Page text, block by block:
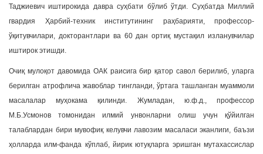
Таджиевич иштирокида давра суҳбати бўлиб ўтди. Суҳбатда Миллий
гвардия Ҳарбий-техник институтининг раҳбарияти, профессор-
ўқитувчилари, докторантлари ва 60 дан ортиқ мустақил изланувчилар
иштирок этишди.
Очиқ мулоқот давомида ОАК раисига бир қатор савол берилиб, уларга
берилган атрофлича жавоблар тингланди, ўртага ташланган муаммоли
масалалар муҳокама қилинди. Жумладан, ю.ф.д., профессор
М.Б.Усмонов томонидан илмий унвонларни олиш учун қўйилган
талаблардан бири мувофиқ келувчи лавозим масаласи эканлиги, баъзи
ҳолларда илм-фанда кўплаб, йирик ютуқларга эришган мутахассислар